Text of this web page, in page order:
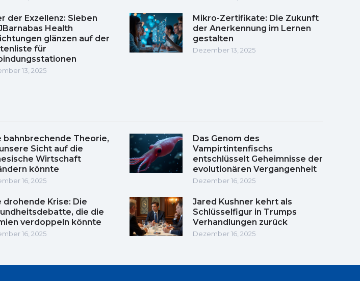
der Exzellenz: Sieben
Health
glänzen auf der
für
13, 2025
Mikro-Zertifikate: Die Zukunft
der Anerkennung im Lernen
gestalten
Dezember 13, 2025
bahnbrechende Theorie,
Sicht auf die
Wirtschaft
könnte
16, 2025
Das Genom des
Vampirtintenfischs
entschlüsselt Geheimnisse der
evolutionären Vergangenheit
Dezember 16, 2025
drohende Krise: Die
die die
verdoppeln könnte
16, 2025
Jared Kushner kehrt als
Schlüsselfigur in Trumps
Verhandlungen zurück
Dezember 16, 2025